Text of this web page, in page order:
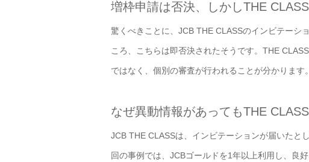
増枠申請は否決、しかしTHE
驚くべきことに、JCB THE CLASSのインビテーシ
ころ、こちらは即否決されたそうです。THE
ではなく、個別の審査が行われることが分かります。
なぜ異動情報があってもTHE
JCB THE CLASSは、インビテーションが届いたと
回の事例では、JCBゴールドを1年以上利用し、良